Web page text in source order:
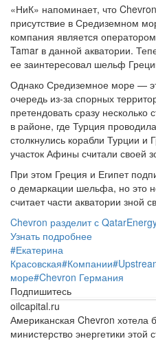
«НиК» напоминает, что
присутствие в Средиземном
компания является оператором
Tamar в данной акватории.
ее заинтересовал шельф
Однако Средиземное море —
очередь из-за спорных
претендовать сразу несколько
в районе, где Турция
столкнулись корабли Турции и
участок Афины считали своей
При этом Греция и Египет
о демаркации шельфа, но это
считает части акватории зной
Chevron разделит с
Узнать подробнее
#Екатерина
Красовская#Компании#
море#Chevron Германия
Подпишитесь
oilcapital.ru
Американская Chevron хотела
министерство энергетики этой